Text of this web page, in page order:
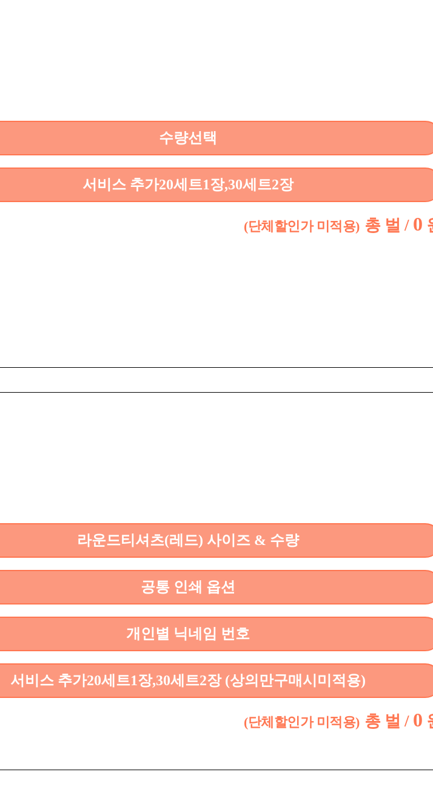
수량선택
서비스 추가20세트1장,30세트2장
(단체할인가 미적용) 총 벌 / 0
라운드티셔츠(레드) 사이즈 & 수량
공통 인쇄 옵션
개인별 닉네임 번호
서비스 추가20세트1장,30세트2장 (상의만구매시미적용)
(단체할인가 미적용) 총 벌 / 0